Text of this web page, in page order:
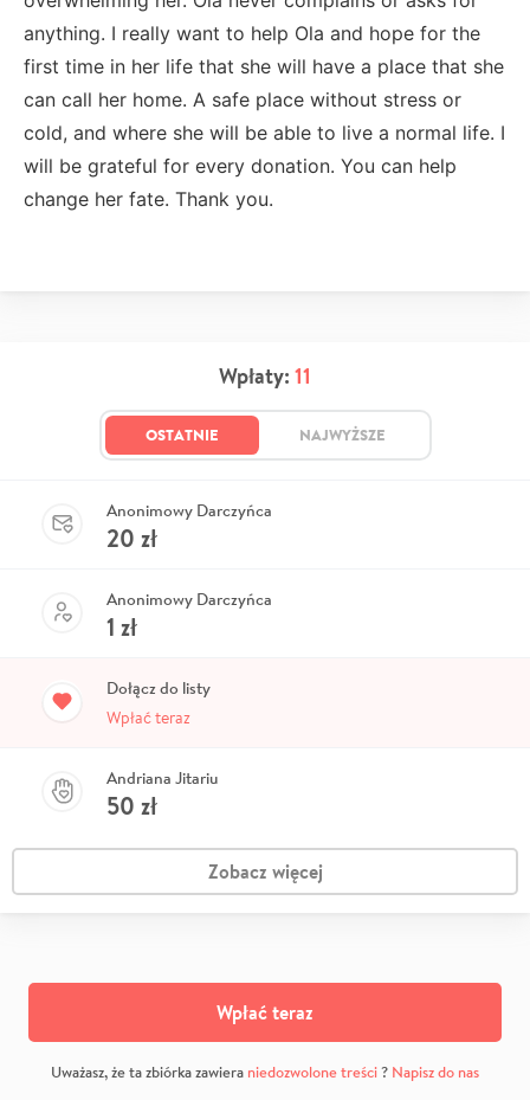
anything. I really want to help Ola and hope for the
first time in her life that she will have a place that she
can call her home. A safe place without stress or
cold, and where she will be able to live a normal life. I
will be grateful for every donation. You can help
change her fate. Thank you.
Wpłaty: 11
OSTATNIE NAJWYŻSZE
Anonimowy Darczyńca
20 zł
Anonimowy Darczyńca
1 zł
Dołącz do listy
Wpłać teraz
Andriana Jitariu
50 zł
Zobacz więcej
Wpłać teraz
Uważasz, że ta zbiórka zawiera niedozwolone treści? Napisz do nas